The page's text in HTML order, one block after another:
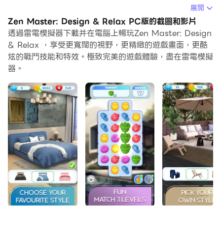
在電腦上運行Zen Master: Design & Relax，您可以在
大螢幕上清晰地瀏覽, 而用滑鼠和鍵盤操控應用程式比用觸
摸屏鍵盤要快得多，同時你將永遠不必擔心設備的電量問
題。
通過多開和同步功能，你甚至可以在PC上運行多個應用程
式和帳戶。
而文件互傳功能讓分享圖像、影片和文件也變得非常容易。
下載Zen Master: Design & Relax並在PC上運行。享受
PC端的大螢幕和高畫質畫質吧!
Have you ever thought about what your dream
house would look like? Would you like to
experience a match-three game and home design
at the same time?
展開
Zen Master: Design & Relax PC版的截圖和影片
透過雷電模擬器下載并在電腦上暢玩Zen Master: Design
& Relax ，享受更寬闊的視野，更精緻的遊戲畫面，更酷
炫的戰鬥技能和特效。極致完美的遊戲體驗，盡在雷電模擬
器。